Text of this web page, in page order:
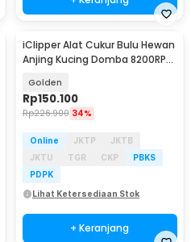
iClipper Alat Cukur Bulu Hewan
Anjing Kucing Domba 8200RPM
Golden
Rp150.100
Rp226.900 34%
Online JKTP
JKTB
JKTU
TGR CKP
PBKS
PDPK
Lihat Ketersediaan Stok
+ Keranjang